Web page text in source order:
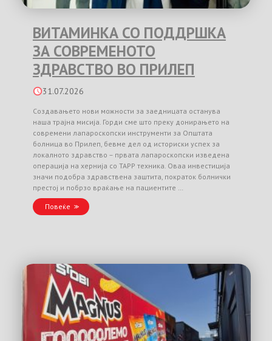
ВИТАМИНКА СО ПОДДРШКА
ЗА СОВРЕМЕНОТО
ЗДРАВСТВО ВО ПРИЛЕП
31.07.2026
Создавањето нови можности за заедницата останува
наша трајна мисија. Горди сме што преку донирањето на
современи лапароскопски инструменти за Општата
болница во Прилеп, бевме дел од историски успех за
локалното здравство – првата лапароскопски изведена
операција на хернија со TAPP техника. Оваа инвестиција
значи подобра здравствена заштита, пократок болнички
престој и побрзо враќање на пациентите …
Повеќе